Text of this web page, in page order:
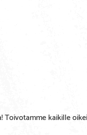
kaikille